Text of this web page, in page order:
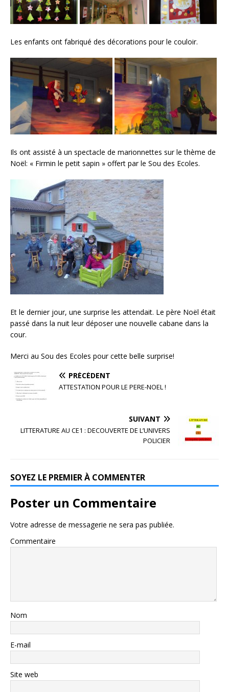
Les enfants ont fabriqué des décorations pour le couloir.
Ils ont assisté à un spectacle de marionnettes sur le thème de
Noël: « Firmin le petit sapin » offert par le Sou des Ecoles.
Et le dernier jour, une surprise les attendait. Le père Noël était
passé dans la nuit leur déposer une nouvelle cabane dans la
cour.
Merci au Sou des Ecoles pour cette belle surprise!
PRÉCÉDENT
ATTESTATION POUR LE PERE-NOEL !
SUIVANT
LITTERATURE AU CE1 : DECOUVERTE DE L’UNIVERS
POLICIER
SOYEZ LE PREMIER À COMMENTER
Poster un Commentaire
Votre adresse de messagerie ne sera pas publiée.
Commentaire
Nom
E-mail
Site web